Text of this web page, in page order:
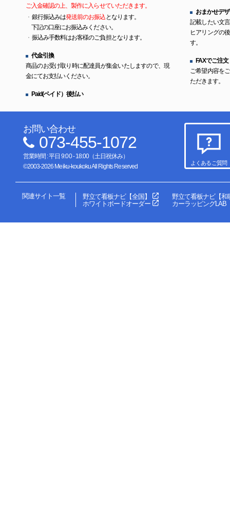
ご入金確認の上、製作に入らせていただきます。
銀行振込みは発送前のお振込 となります。
下記の口座にお振込みください。
振込み手数料はお客様のご負担となります。
代金引換
商品のお受け取り時に配達員が集金いたしますので、現
金にてお支払いください。
Paid(ペイド）後払い
おまかせデ
記載したい文
ヒアリングの
す。
FAXでご注文
ご希望内容を
ただきます。
お問い合わせ
073-455-1072
営業時間 : 平日 9:00 - 18:00（土日祝休み）
©2003-2026 Meiku-koukoku All Rights Reserved
よくあるご質問
関連サイト一覧 野立て看板ナビ【全国】
野立て看板ナビ【和
ホワイトボードオーダー
カーラッピングLAB